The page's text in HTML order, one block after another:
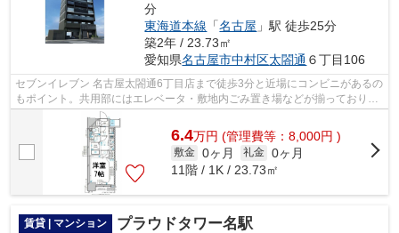
分
東海道本線 「名古屋 」駅 徒歩25分
築2年 / 23.73㎡
愛知県名古屋市中村区太閤通 ６丁目106
セブンイレブン 名古屋太閤通6丁目店まで徒歩3分と近場にコンビニがあるの
もポイント。共用部にはエレベータ・敷地内ごみ置き場などが揃っておりま
す。クレジットカードで初期費用をお...
6.4万円 (管理費等：8,000円 )
敷金 0ヶ月 礼金 0ヶ月
11階 / 1K / 23.73㎡
賃貸 | マンション プラウドタワー名駅